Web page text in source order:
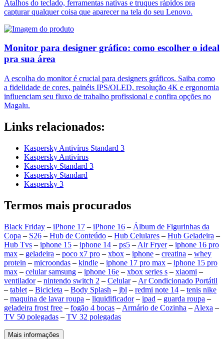
Atalhos do teclado, ferramentas nativas e truques rápidos pra
capturar qualquer coisa que aparecer na tela do seu Lenovo.
Monitor para designer gráfico: como escolher o ideal
pra sua área
A escolha do monitor é crucial para designers gráficos. Saiba como
a fidelidade de cores, painéis IPS/OLED, resolução 4K e ergonomia
influenciam seu fluxo de trabalho profissional e confira opções no
Magalu.
Links relacionados:
Kaspersky Antivírus Standard 3
Kaspersky Antivírus
Kaspersky Standard 3
Kaspersky Standard
Kaspersky 3
Termos mais procurados
Black Friday – iPhone 17 – iPhone 16 – Álbum de Figurinhas da
Copa – S26 – Hub de Conteúdo – Hub Celulares – Hub Geladeira –
Hub Tvs – iphone 15 – iphone 14 – ps5 – Air Fryer– iphone 16 pro
max – geladeira – poco x7 pro – xbox – iphone – creatina – whey
protein – microondas – kindle – iphone 17 pro max – iphone 15 pro
max – celular samsung – iphone 16e – xbox series s – xiaomi –
ventilador– nintendo switch 2 – Celular– Ar Condicionado Portátil
– tablet – Bicicleta – Body Splash – jbl – redmi note 14 – tenis nike
– maquina de lavar roupa – liquidificador– ipad – guarda roupa –
geladeira frost free – fogão 4 bocas – Armário de Cozinha – Alexa –
TV 50 polegadas – TV 32 polegadas
Mais informações